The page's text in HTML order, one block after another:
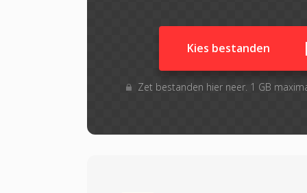
Kies bestanden
Zet bestanden hier neer. 1 GB